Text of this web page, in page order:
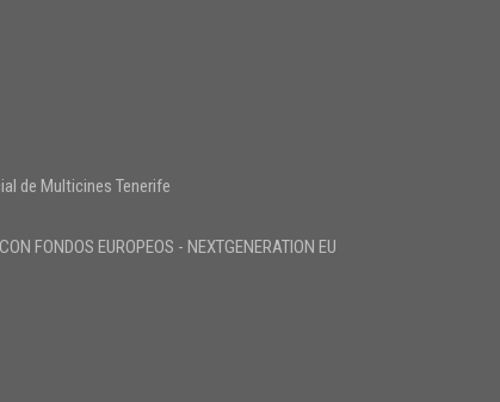
de Multicines Tenerife
FONDOS EUROPEOS - NEXTGENERATION EU